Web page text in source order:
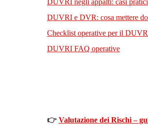
DUVRI negli appalti: casi pratici
DUVRI e DVR: cosa mettere
Checklist operative per il
DUVRI FAQ operative
👉Valutazione dei Rischi –